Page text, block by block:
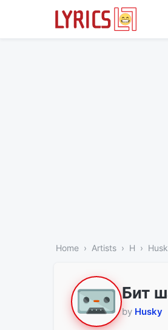
Home Artists H
Бит
by Husky